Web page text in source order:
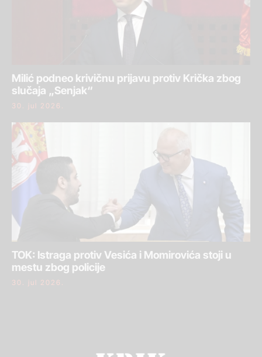
Milić podneo krivičnu prijavu protiv Krička zbog
slučaja „Senjak“
30. jul 2026.
TOK: Istraga protiv Vesića i Momirovića stoji u
mestu zbog policije
30. jul 2026.